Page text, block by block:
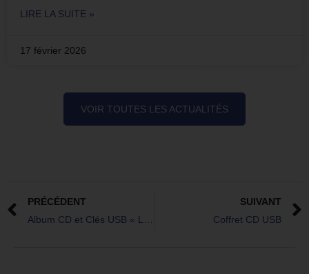
LIRE LA SUITE »
17 février 2026
VOIR TOUTES LES ACTUALITÉS
PRÉCÉDENT
SUIVANT
Coffret CD USB